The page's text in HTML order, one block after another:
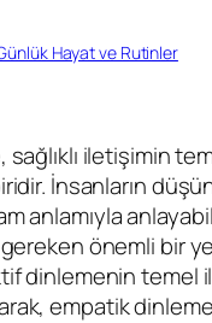
Hayat ve Rutinler
iletişimin
İnsanların
anlamıyla
önemli bir
dinlemenin temel
empatik dinleme